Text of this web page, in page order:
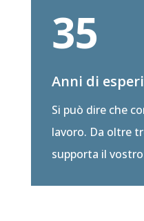
35
Anni di
Si può dire che
lavoro. Da oltre
supporta il